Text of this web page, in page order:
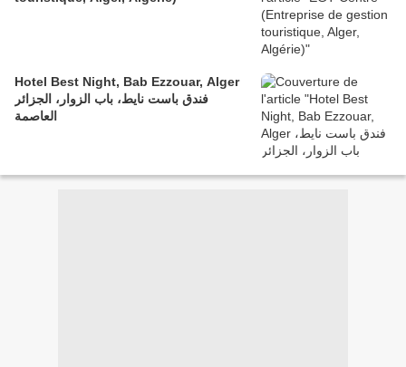
Hotel Best Night, Bab Ezzouar, Alger
فندق باست نايط، باب الزوار، الجزائر
العاصمة